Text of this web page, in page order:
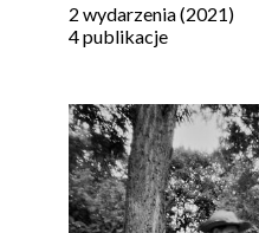
2 wydarzenia (2021)
4 publikacje